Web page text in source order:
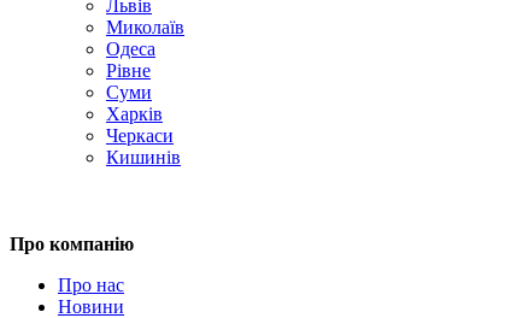
Львів
Миколаїв
Одеса
Рівне
Суми
Харків
Черкаси
Кишинів
Про компанію
Про нас
Новини